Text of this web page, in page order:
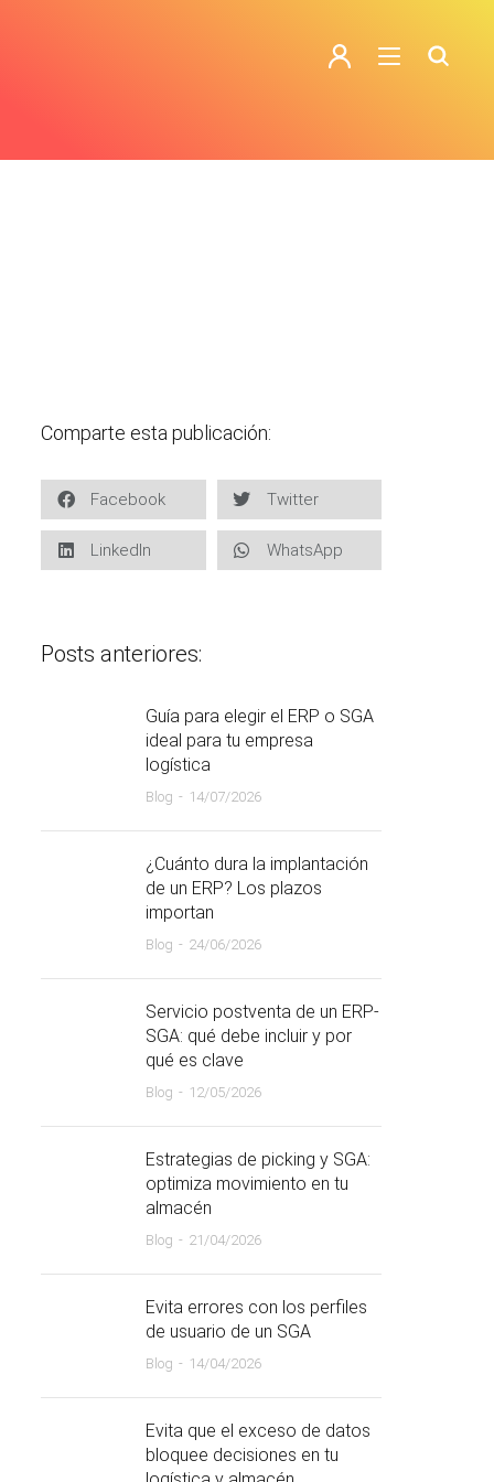
Comparte esta publicación:
Facebook Twitter
LinkedIn WhatsApp
Posts anteriores:
Guía para elegir el ERP o SGA
ideal para tu empresa
logística
Blog 14/07/2026
¿Cuánto dura la implantación
de un ERP? Los plazos
importan
Blog 24/06/2026
Servicio postventa de un ERP-
SGA: qué debe incluir y por
qué es clave
Blog 12/05/2026
Estrategias de picking y SGA:
optimiza movimiento en tu
almacén
Blog 21/04/2026
Evita errores con los perfiles
de usuario de un SGA
Blog 14/04/2026
Evita que el exceso de datos
bloquee decisiones en tu